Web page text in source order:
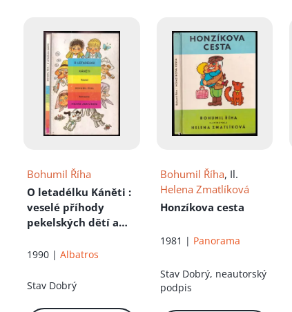
Bohumil Říha
O letadélku Káněti :
veselé příhody
pekelských dětí a
letadlem
1990 |Albatros
Stav Dobrý
Bohumil Říha, Il.
Helena Zmatlíková
Honzíkova cesta
1981 | Panorama
Stav Dobrý, neautorský
podpis